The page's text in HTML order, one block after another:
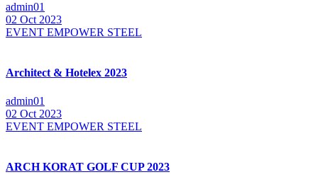
admin01
02 Oct 2023
EVENT EMPOWER STEEL
Architect & Hotelex 2023
admin01
02 Oct 2023
EVENT EMPOWER STEEL
ARCH KORAT GOLF CUP 2023